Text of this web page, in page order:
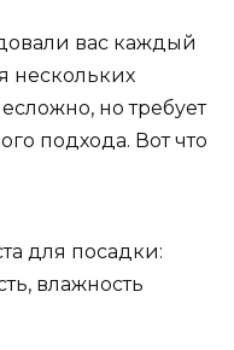
вас каждый
нескольких
но требует
подхода. Вот что
для посадки:
влажность